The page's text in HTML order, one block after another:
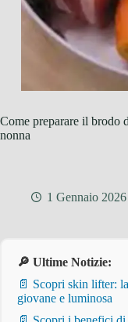
Come preparare il brodo
nonna
1 Gennaio 2026
🔎 Ultime Notizie:
📄 Scopri skin lifter:
giovane e luminosa